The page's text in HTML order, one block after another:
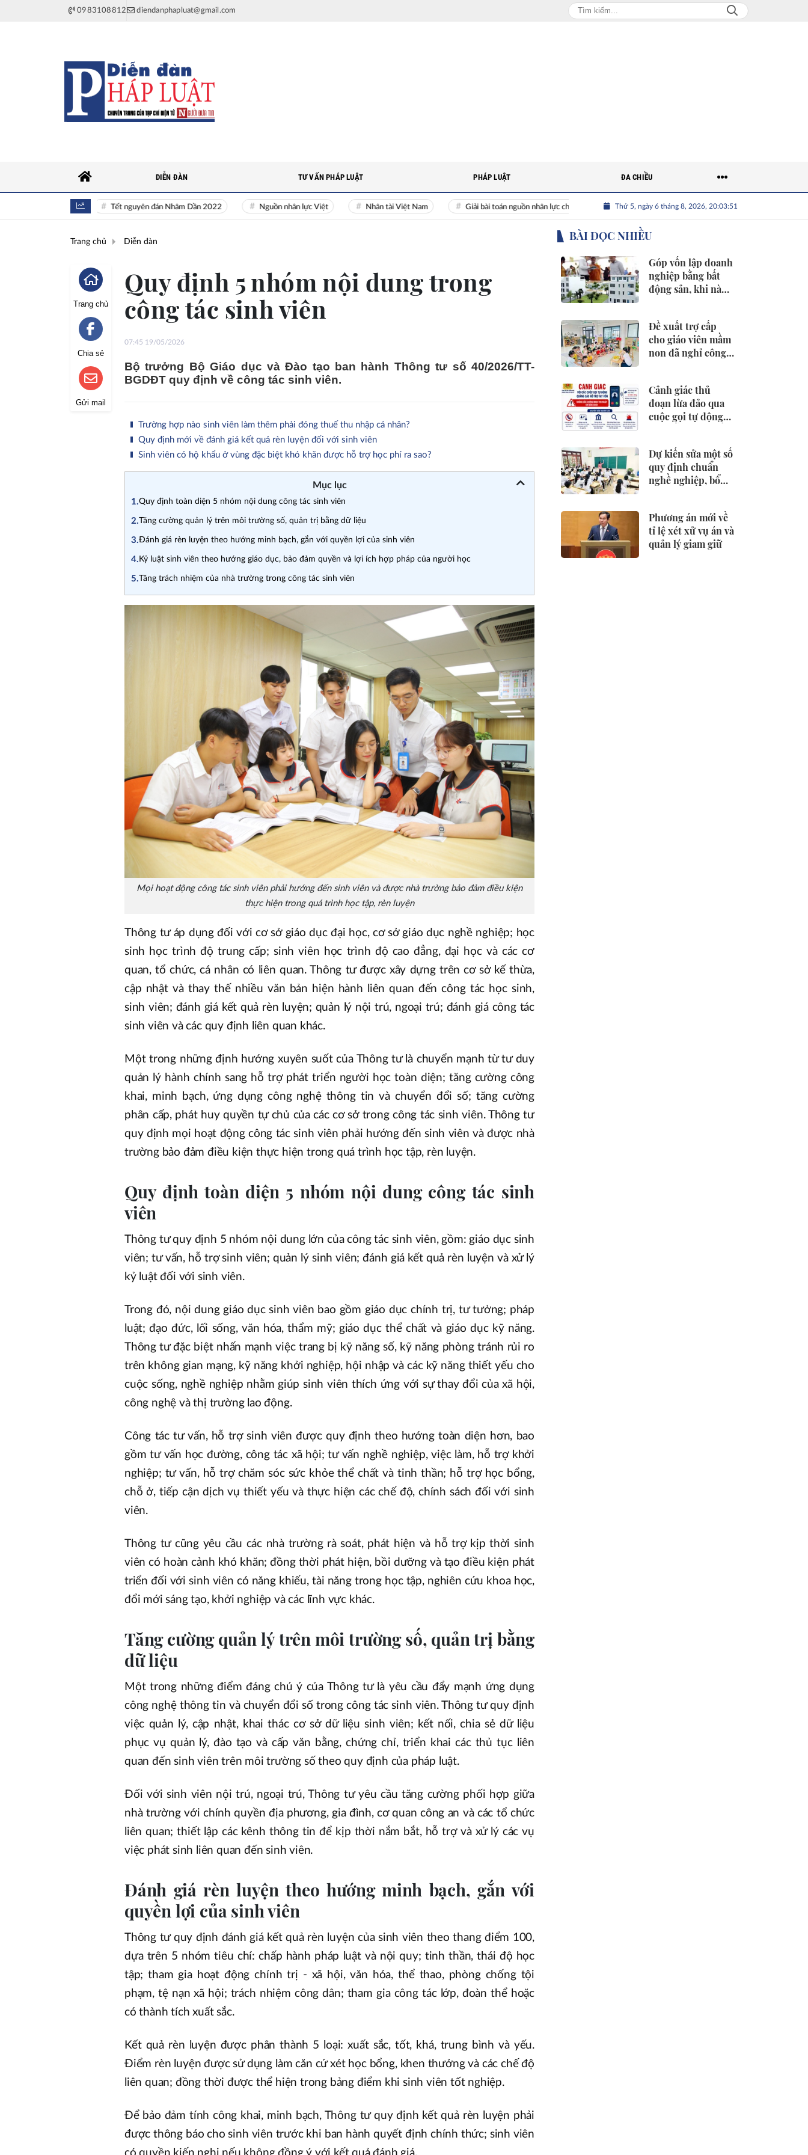
0983108812 diendanphapluat@gmail.com
Tết nguyên đán Nhâm Dần 2022 Nguồn nhân lực Việt Nhân tài Việt Nam Giải bài toán nguồn nhân lực chất lượng cao cho doanh nghiệpThứ 5, ngày 6 tháng 8, 2026, 20:03:52
DIỄN ĐÀN TƯ VẤN PHÁP LUẬT PHÁP LUẬT ĐA CHIỀU
Trang chủ Diễn đàn
Trang chủ
Chia sẻ
Gửi mail
Quy định 5 nhóm nội dung trong
công tác sinh viên
07:45 19/05/2026
Bộ trưởng Bộ Giáo dục và Đào tạo ban hành Thông tư số 40/2026/TT-
BGDĐT quy định về công tác sinh viên.
Trường hợp nào sinh viên làm thêm phải đóng thuế thu nhập cá nhân?
Quy định mới về đánh giá kết quả rèn luyện đối với sinh viên
Sinh viên có hộ khẩu ở vùng đặc biệt khó khăn được hỗ trợ học phí ra sao?
Mục lục
1.Quy định toàn diện 5 nhóm nội dung công tác sinh viên
2.Tăng cường quản lý trên môi trường số, quản trị bằng dữ liệu
3.Đánh giá rèn luyện theo hướng minh bạch, gắn với quyền lợi của sinh viên
4. Kỷ luật sinh viên theo hướng giáo dục, bảo đảm quyền và lợi ích hợp pháp của người học
5.Tăng trách nhiệm của nhà trường trong công tác sinh viên
Mọi hoạt động công tác sinh viên phải hướng đến sinh viên và được nhà trường bảo đảm điều kiện
thực hiện trong quá trình học tập, rèn luyện
Thông tư áp dụng đối với cơ sở giáo dục đại học, cơ sở giáo dục nghề nghiệp; học
sinh học trình độ trung cấp; sinh viên học trình độ cao đẳng, đại học và các cơ
quan, tổ chức, cá nhân có liên quan. Thông tư được xây dựng trên cơ sở kế thừa,
cập nhật và thay thế nhiều văn bản hiện hành liên quan đến công tác học sinh,
sinh viên; đánh giá kết quả rèn luyện; quản lý nội trú, ngoại trú; đánh giá công tác
sinh viên và các quy định liên quan khác.
Một trong những định hướng xuyên suốt của Thông tư là chuyển mạnh từ tư duy
quản lý hành chính sang hỗ trợ phát triển người học toàn diện; tăng cường công
khai, minh bạch, ứng dụng công nghệ thông tin và chuyển đổi số; tăng cường
phân cấp, phát huy quyền tự chủ của các cơ sở trong công tác sinh viên. Thông tư
quy định mọi hoạt động công tác sinh viên phải hướng đến sinh viên và được nhà
trường bảo đảm điều kiện thực hiện trong quá trình học tập, rèn luyện.
Quy định toàn diện 5 nhóm nội dung công tác sinh
viên
Thông tư quy định 5 nhóm nội dung lớn của công tác sinh viên, gồm: giáo dục sinh
viên; tư vấn, hỗ trợ sinh viên; quản lý sinh viên; đánh giá kết quả rèn luyện và xử lý
kỷ luật đối với sinh viên.
Trong đó, nội dung giáo dục sinh viên bao gồm giáo dục chính trị, tư tưởng; pháp
luật; đạo đức, lối sống, văn hóa, thẩm mỹ; giáo dục thể chất và giáo dục kỹ năng.
Thông tư đặc biệt nhấn mạnh việc trang bị kỹ năng số, kỹ năng phòng tránh rủi ro
trên không gian mạng, kỹ năng khởi nghiệp, hội nhập và các kỹ năng thiết yếu cho
cuộc sống, nghề nghiệp nhằm giúp sinh viên thích ứng với sự thay đổi của xã hội,
công nghệ và thị trường lao động.
Công tác tư vấn, hỗ trợ sinh viên được quy định theo hướng toàn diện hơn, bao
gồm tư vấn học đường, công tác xã hội; tư vấn nghề nghiệp, việc làm, hỗ trợ khởi
nghiệp; tư vấn, hỗ trợ chăm sóc sức khỏe thể chất và tinh thần; hỗ trợ học bổng,
chỗ ở, tiếp cận dịch vụ thiết yếu và thực hiện các chế độ, chính sách đối với sinh
viên.
Thông tư cũng yêu cầu các nhà trường rà soát, phát hiện và hỗ trợ kịp thời sinh
viên có hoàn cảnh khó khăn; đồng thời phát hiện, bồi dưỡng và tạo điều kiện phát
triển đối với sinh viên có năng khiếu, tài năng trong học tập, nghiên cứu khoa học,
đổi mới sáng tạo, khởi nghiệp và các lĩnh vực khác.
Tăng cường quản lý trên môi trường số, quản trị bằng
dữ liệu
Một trong những điểm đáng chú ý của Thông tư là yêu cầu đẩy mạnh ứng dụng
công nghệ thông tin và chuyển đổi số trong công tác sinh viên. Thông tư quy định
việc quản lý, cập nhật, khai thác cơ sở dữ liệu sinh viên; kết nối, chia sẻ dữ liệu
phục vụ quản lý, đào tạo và cấp văn bằng, chứng chỉ, triển khai các thủ tục liên
quan đến sinh viên trên môi trường số theo quy định của pháp luật.
Đối với sinh viên nội trú, ngoại trú, Thông tư yêu cầu tăng cường phối hợp giữa
nhà trường với chính quyền địa phương, gia đình, cơ quan công an và các tổ chức
liên quan; thiết lập các kênh thông tin để kịp thời nắm bắt, hỗ trợ và xử lý các vụ
việc phát sinh liên quan đến sinh viên.
Đánh giá rèn luyện theo hướng minh bạch, gắn với
quyền lợi của sinh viên
Thông tư quy định đánh giá kết quả rèn luyện của sinh viên theo thang điểm 100,
dựa trên 5 nhóm tiêu chí: chấp hành pháp luật và nội quy; tinh thần, thái độ học
tập; tham gia hoạt động chính trị - xã hội, văn hóa, thể thao, phòng chống tội
phạm, tệ nạn xã hội; trách nhiệm công dân; tham gia công tác lớp, đoàn thể hoặc
có thành tích xuất sắc.
Kết quả rèn luyện được phân thành 5 loại: xuất sắc, tốt, khá, trung bình và yếu.
Điểm rèn luyện được sử dụng làm căn cứ xét học bổng, khen thưởng và các chế độ
liên quan; đồng thời được thể hiện trong bảng điểm khi sinh viên tốt nghiệp.
Để bảo đảm tính công khai, minh bạch, Thông tư quy định kết quả rèn luyện phải
được thông báo cho sinh viên trước khi ban hành quyết định chính thức; sinh viên
BÀI ĐỌC NHIỀU
Góp vốn lập doanh
nghiệp bằng bất
động sản, khi nào
Đề xuất trợ cấp
cho giáo viên mầm
non đã nghỉ công
Cảnh giác thủ
đoạn lừa đảo qua
cuộc gọi tự động
Dự kiến sửa một số
quy định chuẩn
nghề nghiệp, bổ
giáo
Phương án mới về
tỉ lệ xét xử vụ án và
quản lý giam giữ